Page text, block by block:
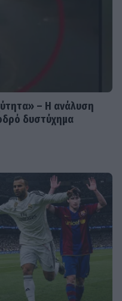
– Η ανάλυση
δυστύχημα